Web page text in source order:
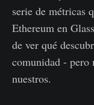
serie de métricas
Ethereum en
de ver qué
comunidad - pero
nuestros.